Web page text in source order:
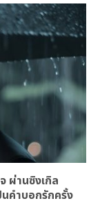
ผ่านซิงเกิล
นคำบอกรักครั้ง